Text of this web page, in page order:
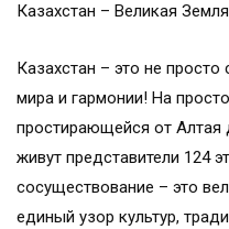
Казахстан – Великая
Казахстан – это не
мира и гармонии! На
простирающейся от Алтая
живут представители 124
сосуществование – это
единый узор культур,